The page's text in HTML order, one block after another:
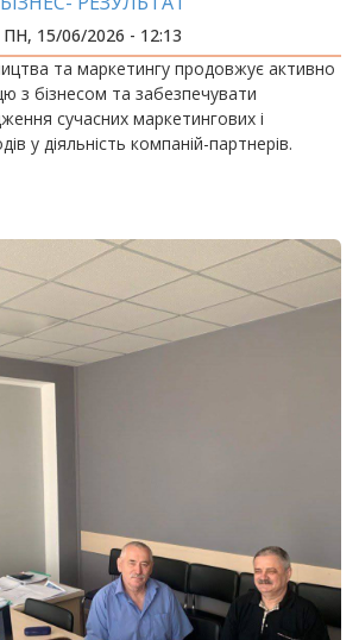
ПН, 15/06/2026 - 12:13
та маркетингу продовжує активно
з бізнесом та забезпечувати
сучасних маркетингових і
у діяльність компаній-партнерів.